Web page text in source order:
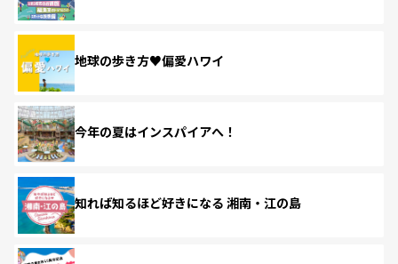
地球の歩き方♥偏愛ハワイ
今年の夏はインスパイアへ！
知れば知るほど好きになる 湘南・江の島